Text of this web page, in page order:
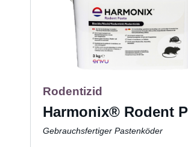
Rodentizid
Harmonix® Rodent
Gebrauchsfertiger Pastenköder